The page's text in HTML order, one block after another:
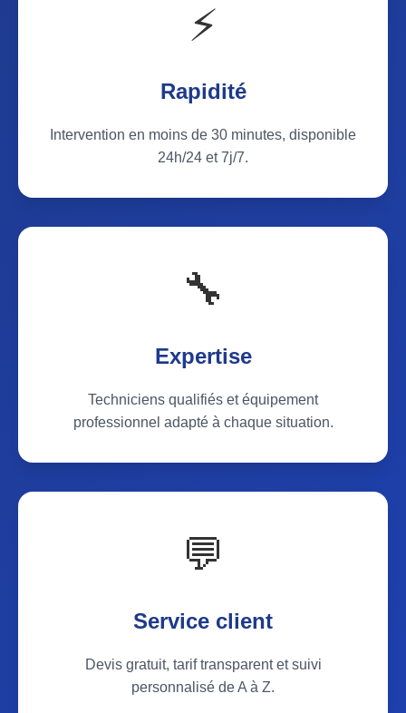
⚡
Rapidité
Intervention en moins de 30 minutes, disponible
24h/24 et 7j/7.
🔧
Expertise
Techniciens qualifiés et équipement
professionnel adapté à chaque situation.
💬
Service client
Devis gratuit, tarif transparent et suivi
personnalisé de A à Z.